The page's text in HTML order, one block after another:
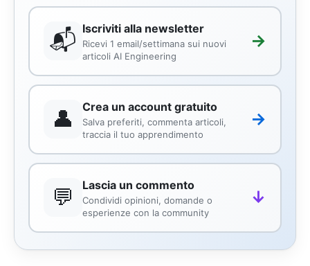
📬 Iscriviti alla newsletter
Ricevi 1 email/settimana sui nuovi
articoli AI Engineering
→
👤 Crea un account gratuito
Salva preferiti, commenta articoli,
traccia il tuo apprendimento
→
💬 Lascia un commento
Condividi opinioni, domande o
esperienze con la community
↓